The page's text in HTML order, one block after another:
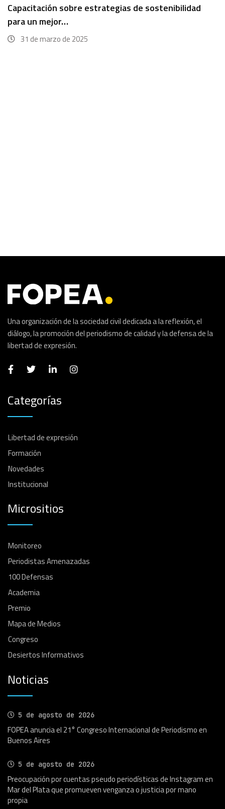
Capacitación sobre estrategias de sostenibilidad
para un mejor…
31 de marzo de 2025
Una organización de la sociedad civil dedicada a la reflexión, el
diálogo, la promoción del periodismo de calidad y la defensa de la
libertad de expresión.
Categorías
Libertad de expresión
Formación
Novedades
Institucional
Micrositios
Monitoreo
Periodistas Amenazadas
100 Defensas
Academia
Premio
Mapa de Medios
Congreso
Desiertos Informativos
Noticias
5 de agosto de 2026
FOPEA anuncia el 21° Congreso Internacional de Periodismo en
Buenos Aires
5 de agosto de 2026
Preocupación por cuentas pseudo periodísticas de Instagram en
Mar del Plata que promueven venganza o justicia por mano
propia